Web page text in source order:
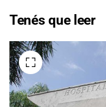
Tenés que leer